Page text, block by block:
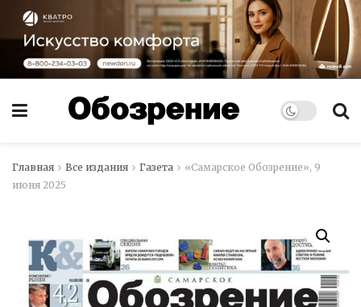
Главная Все издания Газета
«Самарское Обозрение», 9
июня 2025